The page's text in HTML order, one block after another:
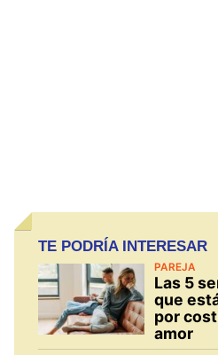
TE PODRÍA INTERESAR
PAREJA
Las 5
que
por
amor